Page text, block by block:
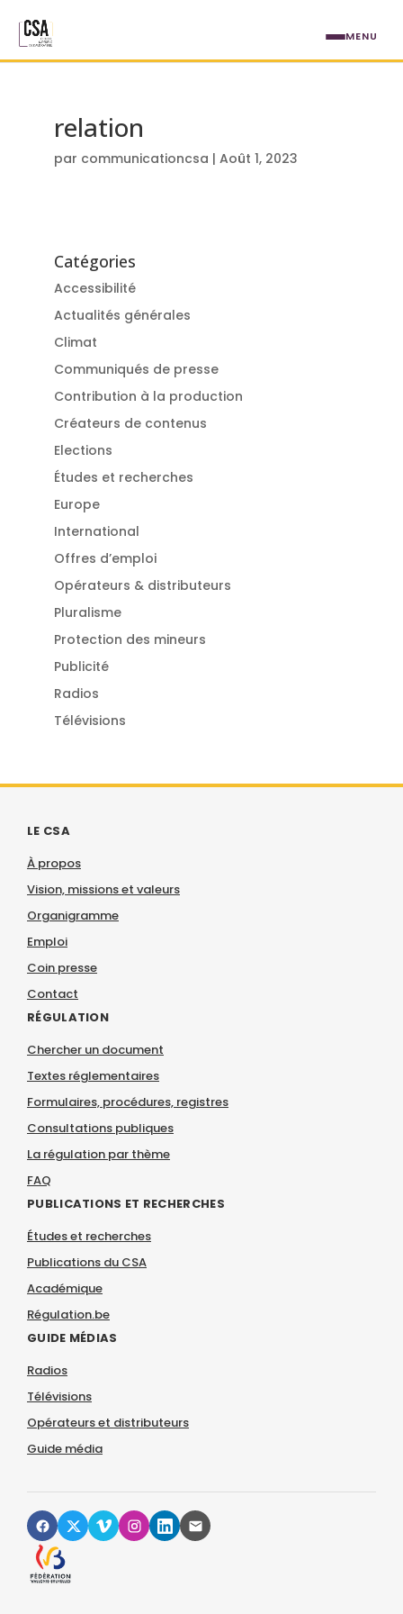
relation
par communicationcsa | Août 1, 2023
Catégories
Accessibilité
Actualités générales
Climat
Communiqués de presse
Contribution à la production
Créateurs de contenus
Elections
Études et recherches
Europe
International
Offres d’emploi
Opérateurs & distributeurs
Pluralisme
Protection des mineurs
Publicité
Radios
Télévisions
LE CSA
À propos
Vision, missions et valeurs
Organigramme
Emploi
Coin presse
Contact
RÉGULATION
Chercher un document
Textes réglementaires
Formulaires, procédures, registres
Consultations publiques
La régulation par thème
FAQ
PUBLICATIONS ET RECHERCHES
Études et recherches
Publications du CSA
Académique
Régulation.be
GUIDE MÉDIAS
Radios
Télévisions
Opérateurs et distributeurs
Guide média
MENU